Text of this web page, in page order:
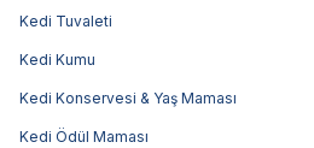
Kedi Tuvaleti
Kedi Kumu
Kedi Konservesi & Yaş Maması
Kedi Ödül Maması